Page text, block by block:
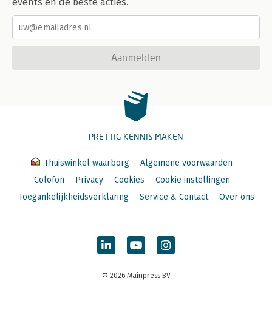
Aanmelden
PRETTIG KENNIS MAKEN
Thuiswinkel waarborg
Algemene voorwaarden
Colofon
Privacy Cookies
Cookie instellingen
Toegankelijkheidsverklaring
Service & Contact Over ons
© 2026 Mainpress BV